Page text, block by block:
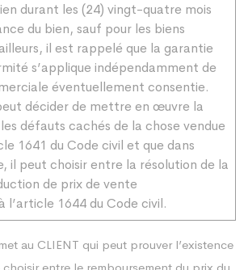
durant les (24) vingt-quatre mois
du bien, sauf pour les biens
il est rappelé que la garantie
s’applique indépendamment de
éventuellement consentie.
décider de mettre en œuvre la
défauts cachés de la chose vendue
1641 du Code civil et que dans
il peut choisir entre la résolution de la
de prix de vente
1644 du Code civil.
au CLIENT qui peut prouver l’existence